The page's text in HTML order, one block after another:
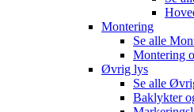
Montering
Se alle
Montering
Øvrig lys
Se alle
Baklykter